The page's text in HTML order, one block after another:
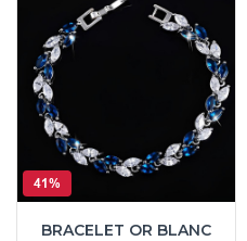
41%
BRACELET OR BLANC